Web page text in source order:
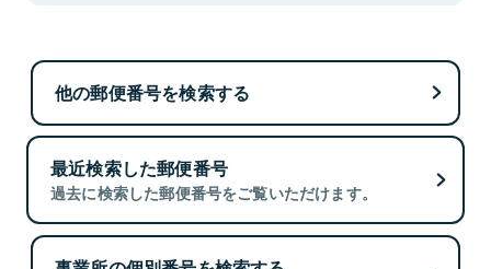
他の郵便番号を検索する
最近検索した郵便番号
過去に検索した郵便番号をご覧いただけます。